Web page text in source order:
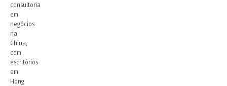
consultoria
em
negócios
na
China,
com
escritórios
em
Hong